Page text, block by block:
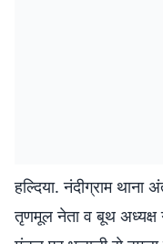
हल्दिया. नंदीग्राम थाना
तृणमूल नेता व बूथ